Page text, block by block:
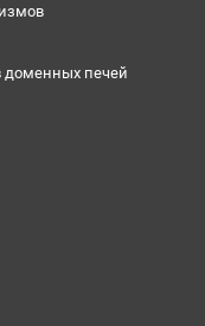
доменных печей